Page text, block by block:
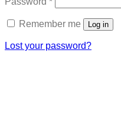
Remember me Log in
Lost your password?